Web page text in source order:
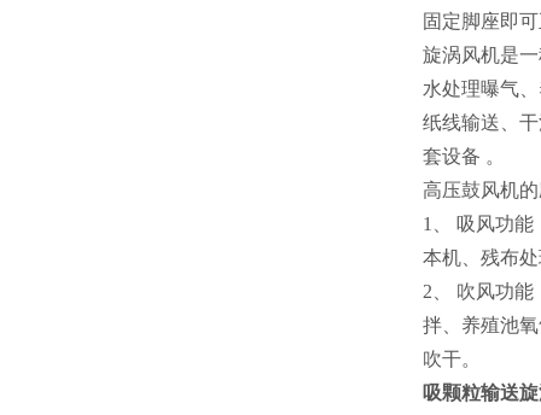
固定脚座即
旋涡风机是
水处理曝气
纸线输送、
套设备 。
高压鼓风机
1、 吸风功
本机、残布
2、 吹风功
拌、养殖池
吹干。
吸颗粒输送